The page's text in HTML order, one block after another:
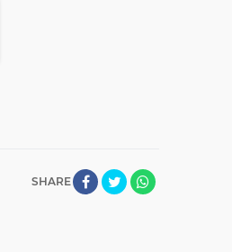
SHARE